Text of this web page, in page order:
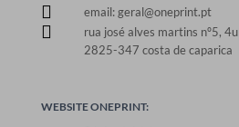
 email: geral@oneprint.pt

rua josé alves martins nº5, 4u
2825-347 costa de caparica
WEBSITE ONEPRINT: